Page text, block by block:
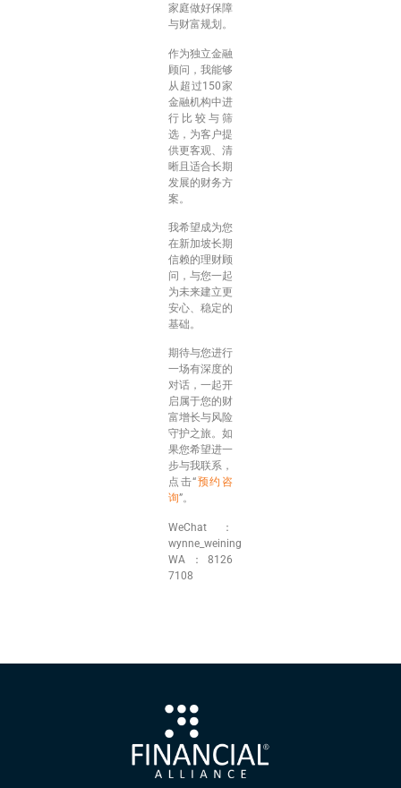
家庭做好保障
与财富规划。
作为独立金融
顾问，我能够
从超过150家
金融机构中进
行比较与筛
选，为客户提
供更客观、清
晰且适合长期
发展的财务方
案。
我希望成为您
在新加坡长期
信赖的理财顾
问，与您一起
为未来建立更
安心、稳定的
基础。
期待与您进行
一场有深度的
对话，一起开
启属于您的财
富增长与风险
守护之旅。如
果您希望进一
步与我联系，
点击“预约咨
询”。
WeChat：
wynne_weining
WA：8126
7108